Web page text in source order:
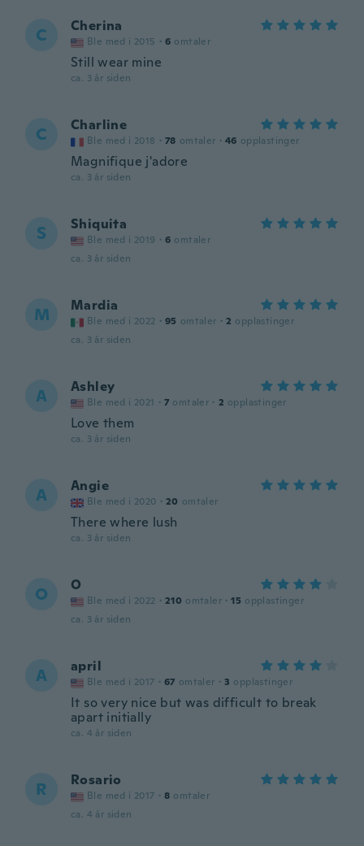
C Cherina
Ble med i 2015 · 6 omtaler
Still wear mine
ca. 3 år siden
C Charline
Ble med i 2018 · 78 omtaler · 46 opplastinger
Magnifique j'adore
ca. 3 år siden
S Shiquita
Ble med i 2019 · 6 omtaler
ca. 3 år siden
M Mardia
Ble med i 2022 · 95 omtaler · 2 opplastinger
ca. 3 år siden
A Ashley
Ble med i 2021 · 7 omtaler · 2 opplastinger
Love them
ca. 3 år siden
A Angie
Ble med i 2020 · 20 omtaler
There where lush
ca. 3 år siden
O O
Ble med i 2022 · 210 omtaler · 15 opplastinger
ca. 3 år siden
A april
Ble med i 2017 · 67 omtaler · 3 opplastinger
It so very nice but was difficult to break
apart initially
ca. 4 år siden
R Rosario
Ble med i 2017 · 8 omtaler
ca. 4 år siden